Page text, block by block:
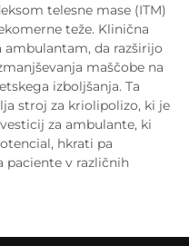
telesne mase (ITM)
teže. Klinična
da razširijo
maščobe na
izboljšanja. Ta
stroj za kriolipolizo, ki je
za ambulante, ki
hkrati pa
paciente v različnih